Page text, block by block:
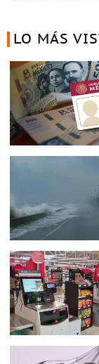
LO MÁS